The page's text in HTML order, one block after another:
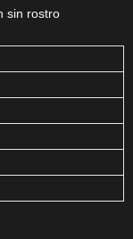
sin rostro